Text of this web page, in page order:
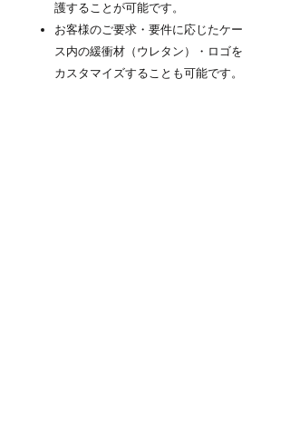
護することが可能です。
お客様のご要求・要件に応じたケー
ス内の緩衝材（ウレタン）・ロゴを
カスタマイズすることも可能です。